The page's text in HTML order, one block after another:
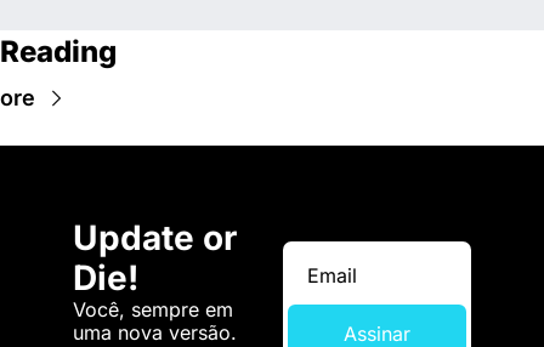
Update or
Die!
Você, sempre em
uma nova versão.
Assinar